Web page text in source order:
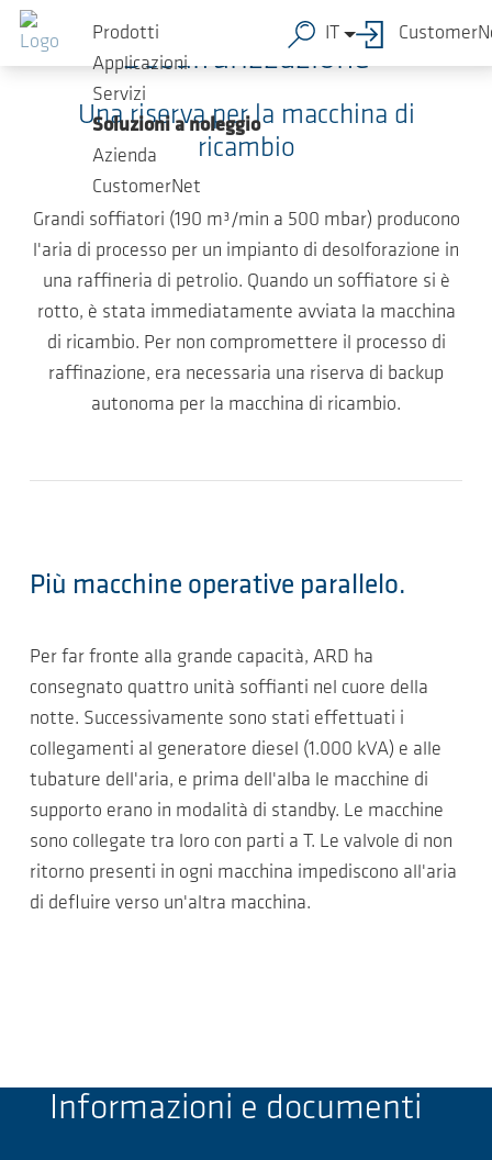
Salta al contenuto principale
Prodotti
Applicazioni
Servizi
Soluzioni a noleggio
Azienda
CustomerNet
IT
Desulfurizzazione
Una riserva per la macchina di
ricambio
Grandi soffiatori (190 m³/min a 500 mbar) producono
l'aria di processo per un impianto di desolforazione in
una raffineria di petrolio. Quando un soffiatore si è
rotto, è stata immediatamente avviata la macchina
di ricambio. Per non compromettere il processo di
raffinazione, era necessaria una riserva di backup
autonoma per la macchina di ricambio.
Più macchine operative parallelo.
Per far fronte alla grande capacità, ARD ha
consegnato quattro unità soffianti nel cuore della
notte. Successivamente sono stati effettuati i
collegamenti al generatore diesel (1.000 kVA) e alle
tubature dell'aria, e prima dell'alba le macchine di
supporto erano in modalità di standby. Le macchine
sono collegate tra loro con parti a T. Le valvole di non
ritorno presenti in ogni macchina impediscono all'aria
di defluire verso un'altra macchina.
Informazioni e documenti